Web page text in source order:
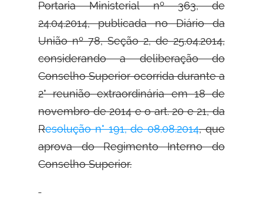
Portaria Ministerial nº 363, de
24.04.2014, publicada no Diário da
União nº 78, Seção 2, de 25.04.2014,
considerando a deliberação do
Conselho Superior ocorrida durante a
2° reunião extraordinária em 18 de
novembro de 2014 e o art. 20 e 21, da
Resolução n° 191, de 08.08.2014, que
aprova do Regimento Interno do
Conselho Superior.